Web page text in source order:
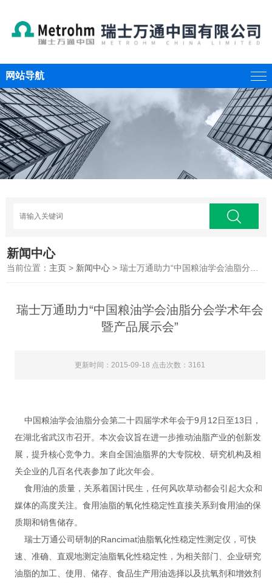
网站导航
新闻中心
当前位置： 主页 > 新闻中心 > 瑞士万通助力“中国粮油学会油脂分会学术年会暨产品展示会”
瑞士万通助力“中国粮油学会油脂分会学术年会
暨产品展示会”
更新时间：2015-09-18 点击次数：3161
中国粮油学会油脂分会第二十四届学术年会于9月12日至13日，
在湖北省武汉市召开。本次会议旨在进一步推动油脂产业的创新发
展，提升核心竞争力。来自全国油脂界的大专院校、研究机构及相
关企业的几百名代表参加了此次年会。
食用油的质量，关系着国计民生，任何风吹草动都会引起大众和
媒体的高度关注。食用油脂的氧化性稳定性直接关系到食用油的保
质期和销售储存。
瑞士万通公司研制的Rancimat油脂氧化性稳定性测定仪，可快
速、准确、直观地测定油脂氧化性稳定性，为相关部门、企业研究
油脂的加工、使用、储存、食品生产用油选择以及抗氧剂和增效剂